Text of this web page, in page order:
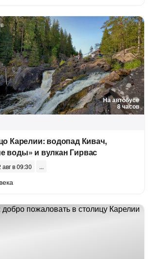
На автобусе
8 часов
Карелии: водопад Кивач,
воды» и вулкан Гирвас
авг в 09:30